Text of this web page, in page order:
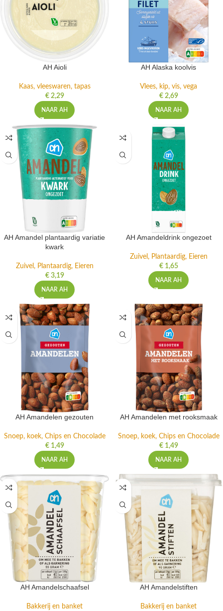
AH Aioli
Kaas, vleeswaren, tapas
€2,29
NAAR AH
AH Alaska koolvis
Vlees, kip, vis, vega
€2,69
NAAR AH
AH Amandel plantaardig variatie
kwark
Zuivel, Plantaardig, Eieren
€3,19
NAAR AH
AH Amandeldrink ongezoet
Zuivel, Plantaardig, Eieren
€1,65
NAAR AH
AH Amandelen gezouten
Snoep, koek, Chips en Chocolade
€1,49
NAAR AH
AH Amandelen met rooksmaak
Snoep, koek, Chips en Chocolade
€1,49
NAAR AH
AH Amandelschaafsel
Bakkerij en banket
AH Amandelstiften
Bakkerij en banket